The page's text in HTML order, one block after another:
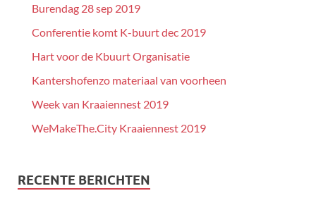
Burendag 28 sep 2019
Conferentie komt K-buurt dec 2019
Hart voor de Kbuurt Organisatie
Kantershofenzo materiaal van voorheen
Week van Kraaiennest 2019
WeMakeThe.City Kraaiennest 2019
RECENTE BERICHTEN